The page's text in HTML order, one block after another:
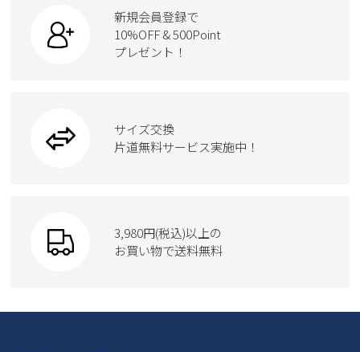
カジュアルシューズ
ワークシューズ
ウェア
moz
ローファー
ブーツ
Parade
GAP
スクール
new balance
瞬足
ボディバッグ
ハンドバッグ
トートバッグ
ケア用品
新規会員登録で
10%OFF & 500Point
プレゼント！
サイズ交換
片道無料サービス実施中！
3,980円(税込)以上の
お買い物で送料無料